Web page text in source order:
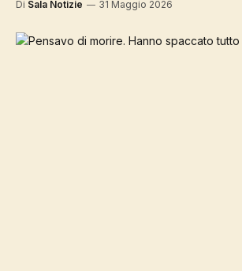
Di Sala Notizie 31 Maggio 2026